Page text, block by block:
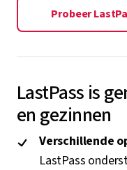
Probeer
LastPass is
en gezinnen
Verschillende
LastPass